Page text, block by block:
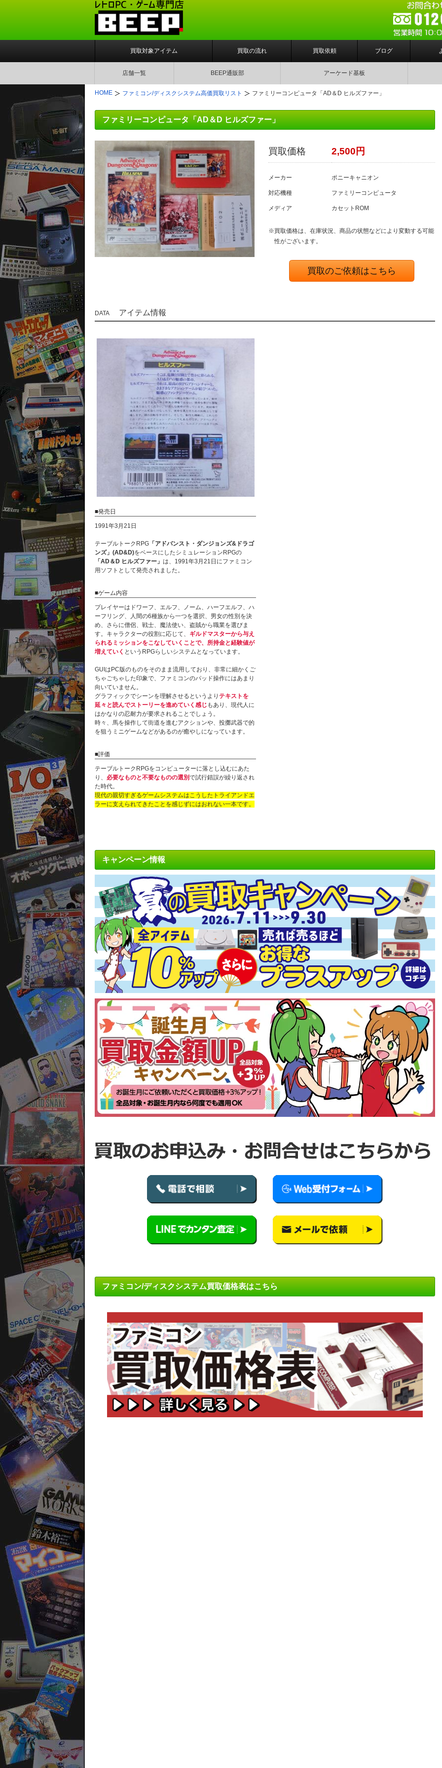
買取対象アイテム 買取の流れ 買取依頼 ブログ
店舗一覧 BEEP通販部 アーケード基板
HOME ファミコン/ディスクシステム高価買取リスト ファミリーコンピュータ「AD＆D ヒルズファー」
ファミリーコンピュータ「AD＆D ヒルズファー」
買取価格 2,500円
メーカー ポニーキャニオン
対応機種 ファミリーコンピュータ
メディア カセットROM
※買取価格は、在庫状況、商品の状態などにより変動する可能
性がございます。
買取のご依頼はこちら
アイテム情報
■発売日
1991年3月21日
テーブルトークRPG 「アドバンスト・ダンジョンズ&ドラゴ
ンズ」(AD&D)をベースにしたシミュレーションRPGの
「AD＆D ヒルズファー」 は、1991年3月21日にファミコン
用ソフトとして発売されました。
■ゲーム内容
プレイヤーはドワーフ、エルフ、ノーム、ハーフエルフ、ハ
ーフリング、人間の6種族から一つを選択、男女の性別を決
め、さらに僧侶、戦士、魔法使い、盗賊から職業を選びま
す。キャラクターの役割に応じて、 ギルドマスターから与え
られるミッションをこなしていくことで、所持金と経験値が
増えていく というRPGらしいシステムとなっています。
GUIはPC版のものをそのまま流用しており、非常に細かくご
ちゃごちゃした印象で、ファミコンのパッド操作にはあまり
向いていません。
グラフィックでシーンを理解させるというより テキストを
延々と読んでストーリーを進めていく感じ もあり、現代人に
はかなりの忍耐力が要求されることでしょう。
時々、馬を操作して街道を進むアクションや、投擲武器で的
を狙うミニゲームなどがあるのが癒やしになっています。
■評価
テーブルトークRPGをコンピューターに落とし込むにあた
り、 必要なものと不要なものの選別で試行錯誤が繰り返され
た時代。
現代の親切すぎるゲームシステムはこうしたトライアンドエ
ラーに支えられてきたことを感じずにはおれない一本です。
キャンペーン情報
ファミコン/ディスクシステム買取価格表はこちら